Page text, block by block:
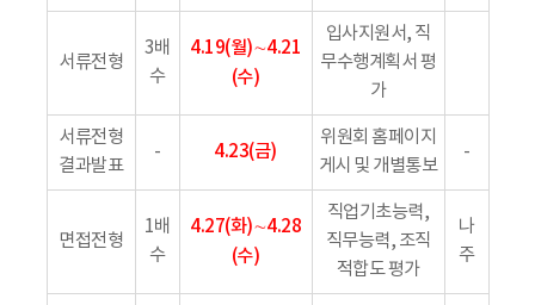
서류전형
3배
수
4.19(월)∼4.21
(수)
입사지원서, 직
무수행계획서 평
가
서류전형
결과발표
- 4.23(금)
위원회 홈페이지
게시 및 개별통보
-
면접전형
1배
수
4.27(화)∼4.28
(수)
직업기초능력,
직무능력, 조직
적합도 평가
나
주